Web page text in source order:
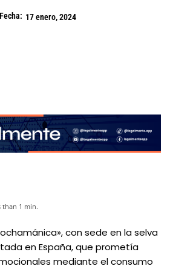
Fecha: 17 enero, 2024
than 1 min.
con sede en la selva
en España, que prometía
mediante el consumo